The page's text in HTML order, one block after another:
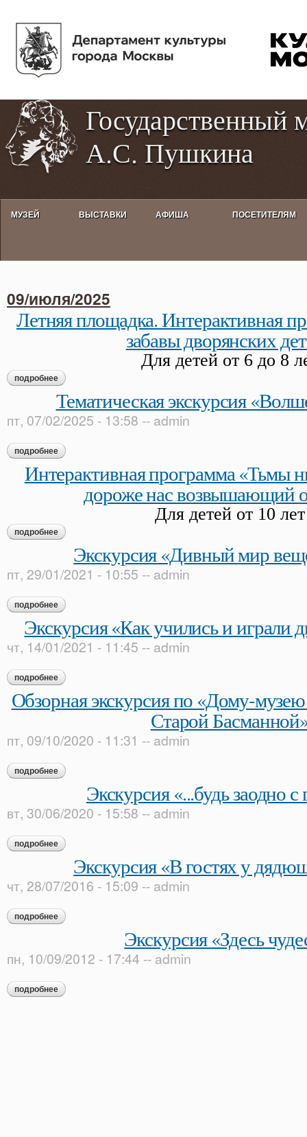
Государственный
А.С. Пушкина
МУЗЕЙ ВЫСТАВКИ АФИША ПОСЕТИТЕЛЯМ
Activities calendar
09/июля/2025
Летняя площадка. Интерактивная
забавы дворянских
Для детей от 6 до 8
подробнее о летняя площадка. интерактивная программа «летние
Тематическая экскурсия
пт, 07/02/2025 - 13:58 -- admin
подробнее о тематическая экскурсия «волшебная свеча»
Интерактивная программа «Тьмы
дороже нас возвышающий
Для детей от 10 лет
подробнее о интерактивная программа «тьмы низких истин нам
Экскурсия «Дивный мир
пт, 29/01/2021 - 10:55 -- admin
подробнее о экскурсия «дивный мир вещей и слов»
Экскурсия «Как учились и играли
чт, 14/01/2021 - 11:45 -- admin
подробнее о экскурсия «как учились и играли дворянские дети»
Обзорная экскурсия по «Дому-
Старой
пт, 09/10/2020 - 11:31 -- admin
подробнее о обзорная экскурсия по «дому-музею в. л. пушкина на
Экскурсия «...будь заодно
вт, 30/06/2020 - 15:58 -- admin
подробнее о экскурсия «...будь заодно с гением!»
Экскурсия «В гостях у
чт, 28/07/2016 - 15:09 -- admin
подробнее о экскурсия «в гостях у дядюшки поэта»
Экскурсия «Здесь
пн, 10/09/2012 - 17:44 -- admin
подробнее о экскурсия «здесь чудеса!»